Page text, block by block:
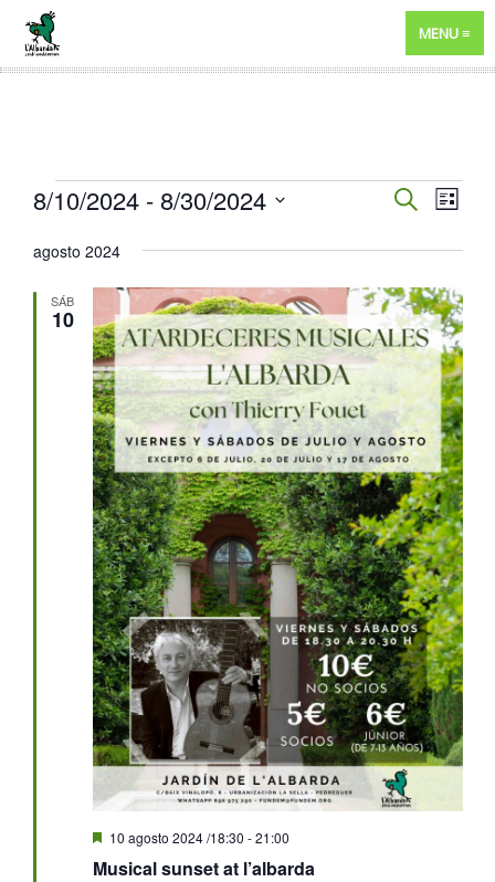
MENU
EVENTOS
Y
VISTAS
DE
BUSCAR
DE
LISTA
8/10/2024 - 8/30/2024
la
agosto 2024
SÁB
10
Musical sunset at l’albarda
Destacado
10 agosto 2024 /18:30 -21:00